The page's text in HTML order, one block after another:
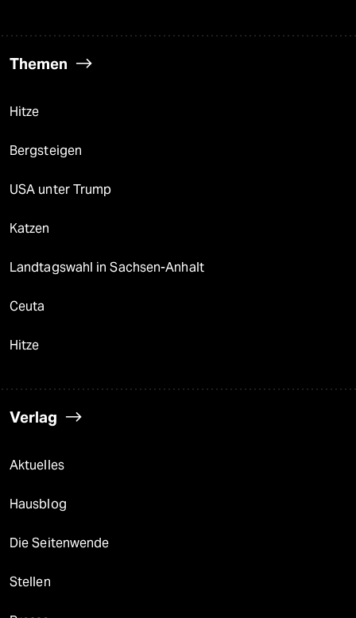
Themen
Hitze
Bergsteigen
USA unter Trump
Katzen
Landtagswahl in Sachsen-Anhalt
Ceuta
Hitze
Verlag
Aktuelles
Hausblog
Die Seitenwende
Stellen